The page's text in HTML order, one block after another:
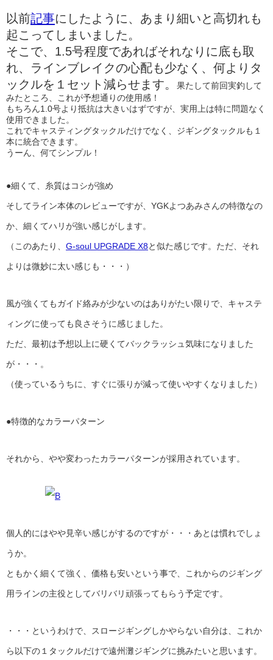
以前記事にしたように、あまり細いと高切れも
起こってしまいました。
そこで、1.5号程度であればそれなりに底も取
れ、ラインブレイクの心配も少なく、何よりタ
ックルを１セット減らせます。
果たして前回実釣して
みたところ、これが予想通りの使用感！
もちろん1.0号より抵抗は大きいはずですが、実用上は特に問題なく
使用できました。
これでキャスティングタックルだけでなく、ジギングタックルも１
本に統合できます。
うーん、何てシンプル！
●細くて、糸質はコシが強め
そしてライン本体のレビューですが、YGKよつあみさんの特徴なの
か、細くてハリが強い感じがします。
（このあたり、 G-soul UPGRADE X8と似た感じです。ただ、それ
よりは微妙に太い感じも・・・）
風が強くてもガイド絡みが少ないのはありがたい限りで、キャステ
ィングに使っても良さそうに感じました。
ただ、最初は予想以上に硬くてバックラッシュ気味になりました
が・・・。
（使っているうちに、すぐに張りが減って使いやすくなりました）
●特徴的なカラーパターン
それから、やや変わったカラーパターンが採用されています。
個人的にはやや見辛い感じがするのですが・・・あとは慣れでしょ
うか。
ともかく細くて強く、価格も安いという事で、これからのジギング
用ラインの主役としてバリバリ頑張ってもらう予定です。
・・・というわけで、スロージギングしかやらない自分は、これか
ら以下の１タックルだけで遠州灘ジギングに挑みたいと思います。